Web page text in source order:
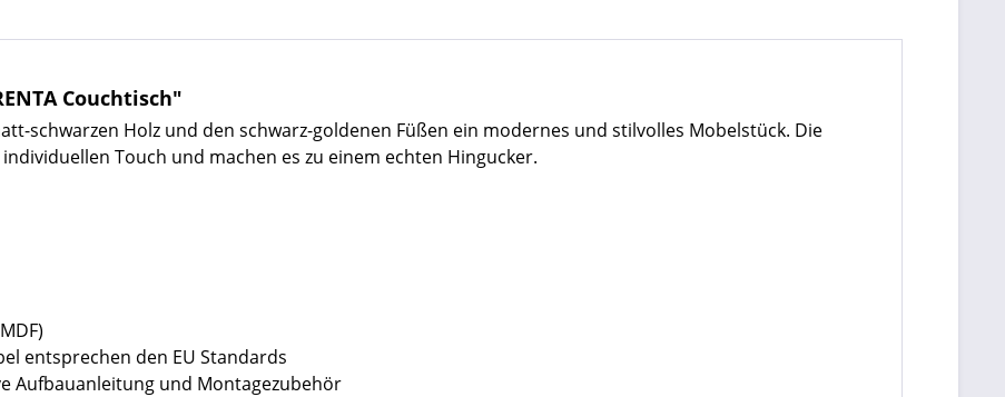
Couchtisch"
schwarzen Holz und den schwarz-goldenen Füßen ein modernes und stilvolles Mobelstück. Die
Touch und machen es zu einem echten Hingucker.
entsprechen den EU Standards
Aufbauanleitung und Montagezubehör